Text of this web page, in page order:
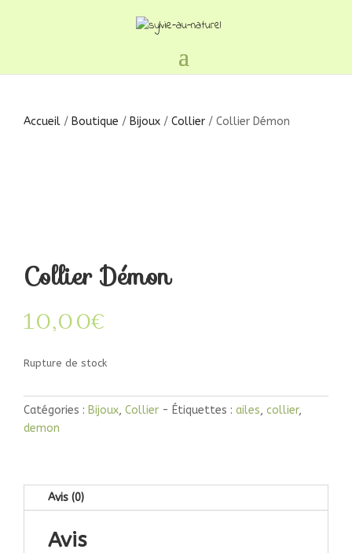
Accueil / Boutique / Bijoux / Collier / Collier Démon
Collier Démon
10,00€
Rupture de stock
Catégories : Bijoux, Collier Étiquettes : ailes, collier,
demon
Avis (0)
Avis